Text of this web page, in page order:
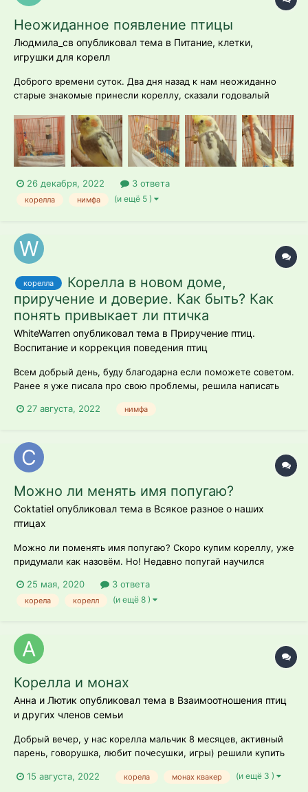
Неожиданное появление птицы
Людмила_св опубликовал тема в Питание, клетки,
игрушки для корелл
Доброго времени суток. Два дня назад к нам неожиданно
старые знакомые принесли кореллу, сказали годовалый
забрали от прошлых хозяев, его бы просто выкинули, т.е.
Ребёнок поиграл и птичка надоела. А у знакомых дома 2 кота
и собака, у себя ника...
26 декабря, 2022 3 ответа
корелла нимфа (и ещё 5 )
корелла
Корелла в новом доме,
приручение и доверие. Как быть? Как
понять привыкает ли птичка
WhiteWarren опубликовал тема в Приручение птиц.
Воспитание и коррекция поведения птиц
Всем добрый день, буду благодарна если поможете советом.
Ранее я уже писала про свою проблемы, решила написать
где сказали что ему от силы месяца три, по приезду в новый
меняла корм с...
27 августа, 2022 нимфа
Можно ли менять имя попугаю?
Coktatiel опубликовал тема в Всякое разное о наших
птицах
Можно ли поменять имя попугаю? Скоро купим кореллу, уже
придумали как назовём. Но! Недавно попугай научился
будет его попробовать переучивать на другое имя?
25 мая, 2020 3 ответа
корела корелл (и ещё 8 )
Корелла и монах
Анна и Лютик опубликовал тема в Взаимоотношения птиц
и других членов семьи
Добрый вечер, у нас корелла мальчик 8 месяцев, активный
парень, говорушка, любит почесушки, игры) решили купить
монаха(квакер-калита) ему 3,5 месяцев, спокойный, рук не
15 августа, 2022 корела монах квакер (и ещё 3 )